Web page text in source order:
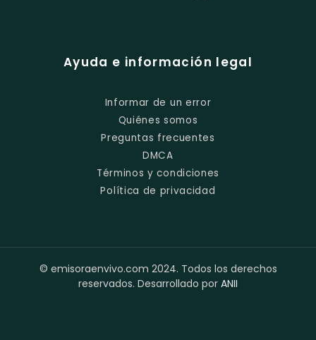
Ayuda e información legal
Informar de un error
Quiénes somos
Preguntas frecuentes
DMCA
Términos y condiciones
Política de privacidad
© emisoraenvivo.com 2024. Todos los derechos
reservados. Desarrollado por ANII